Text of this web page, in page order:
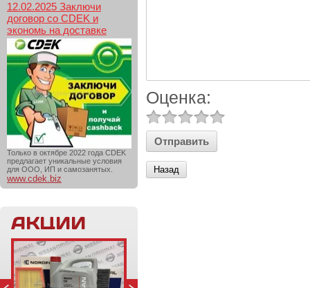
12.02.2025 Заключи
договор со CDEK и
экономь на доставке
Только в октябре 2022 года CDEK
предлагает уникальные условия
для ООО, ИП и самозанятых.
www.cdek.biz
АКЦИИ
Оценка:
Назад